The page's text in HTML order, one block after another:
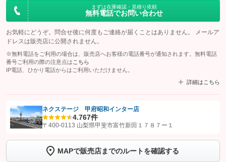
まずは在庫確認・見積り依頼
無料電話でお問い合わせ
お気軽にどうぞ。問合せ後に何度もご連絡が届くことはありません。 メールア
ドレスは販売店に公開されません。
※無料電話をご利用の場合は、販売店へお客様の電話番号が通知されます。無料電話
番号ご利用の際の注意点は こちら
IP電話、ひかり電話からはご利用いただけません。
詳細はこちら
【STEP1】認証画面でグーネットを友だち追加してから「許可する」ボタンを押
トーク画面で
ボタンをタップして問い合わせを
ネクステージ 甲府昭和インター店
4.767件
〒400-0113 山梨県甲斐市富竹新田１７８７ー１
MAPで販売店までのルートを確認する